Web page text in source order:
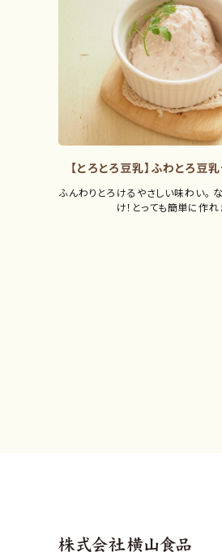
【とろとろ豆乳】ふわとろ豆
ふんわりとろけるやさしい味わい。
け！とっても簡単に作れ